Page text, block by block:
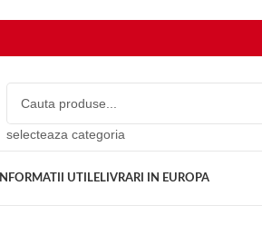
selecteaza categoria
INFORMATII UTILELIVRARI IN EUROPA